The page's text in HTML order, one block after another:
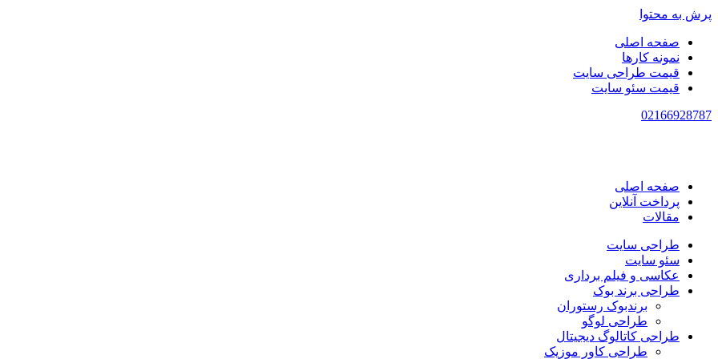
پرش به محتوا
صفحه اصلی
نمونه کارها
قیمت طراحی سایت
قیمت سئو سایت
02166928787
صفحه اصلی
پرداخت آنلاین
مقالات
طراحی سایت
سئو سایت
عکاسی و فیلم برداری
طراحی برند بوک
برندبوک رستوران
طراحی لوگو
طراحی کاتالوگ دیجیتال
طراحی کاور موزیک